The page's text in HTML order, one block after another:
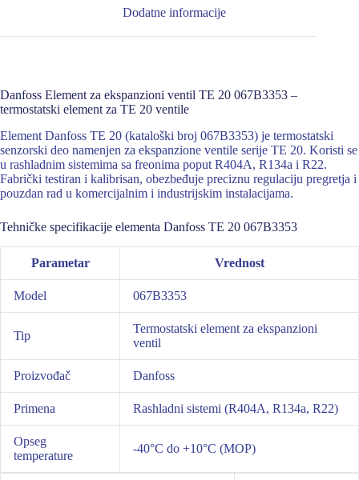
Dodatne informacije
Danfoss Element za ekspanzioni ventil TE 20 067B3353 –
termostatski element za TE 20 ventile
Element Danfoss TE 20 (kataloški broj 067B3353) je termostatski
senzorski deo namenjen za ekspanzione ventile serije TE 20. Koristi se
u rashladnim sistemima sa freonima poput R404A, R134a i R22.
Fabrički testiran i kalibrisan, obezbeđuje preciznu regulaciju pregretja i
pouzdan rad u komercijalnim i industrijskim instalacijama.
Tehničke specifikacije elementa Danfoss TE 20 067B3353
Parametar Vrednost
Model 067B3353
Tip
Termostatski element za ekspanzioni
ventil
Proizvođač Danfoss
Primena Rashladni sistemi (R404A, R134a, R22)
Opseg
temperature
-40°C do +10°C (MOP)